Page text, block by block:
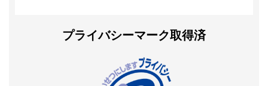
プライバシーマーク取得済